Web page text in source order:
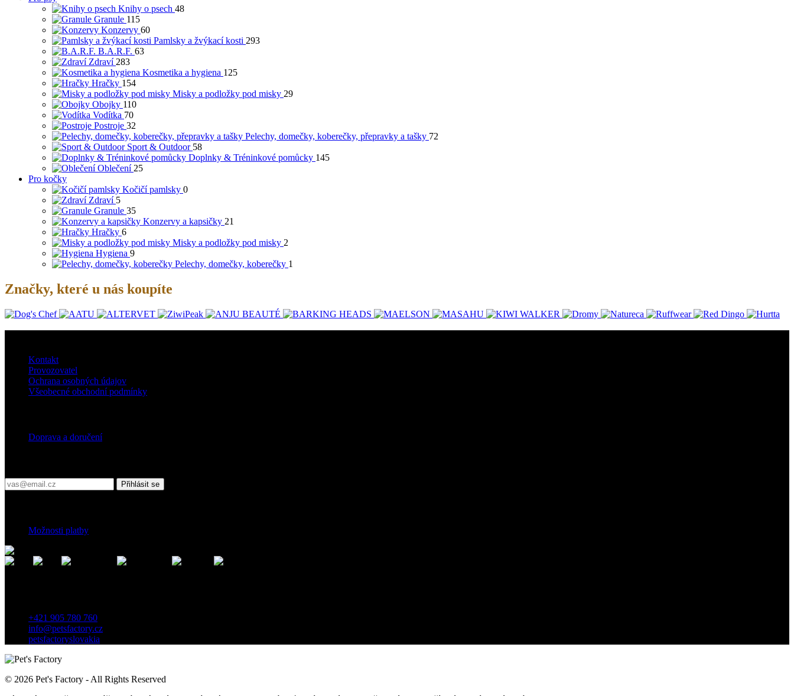
Knihy o psech 48
Granule 115
Konzervy 60
Pamlsky a žvýkací kosti 293
B.A.R.F. 63
Zdraví 283
Kosmetika a hygiena 125
Hračky 154
Misky a podložky pod misky 29
Obojky 110
Vodítka 70
Postroje 32
Pelechy, domečky, koberečky, přepravky a tašky 72
Sport & Outdoor 58
Doplnky & Tréninkové pomůcky 145
Oblečení 25
Pro kočky
Kočičí pamlsky 0
Zdraví 5
Granule 35
Konzervy a kapsičky 21
Hračky 6
Misky a podložky pod misky 2
Hygiena 9
Pelechy, domečky, koberečky 1
Značky, které u nás koupíte
Kontakt
Provozovatel
Ochrana osobných údajov
Všeobecné obchodní podmínky
Doprava a doručení
Přihlásit se
Možnosti platby
+421 905 780 760
info@petsfactory.cz
petsfactoryslovakia
© 2026 Pet's Factory - All Rights Reserved